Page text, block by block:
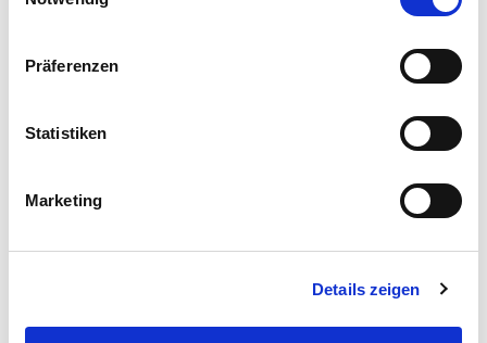
Präferenzen
Statistiken
Marketing
Details zeigen
SONIA GLADE
ALEXANDER REDWITZ
(Papa / Fredrik / Langbart / Junge / u.A.)
(Einar / Sturmbart / Wolf / Heldentat / Wölfin / u.A.)
CHRIS CARSTEN ROHMANN